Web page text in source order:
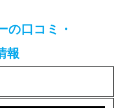
の口コミ・
報